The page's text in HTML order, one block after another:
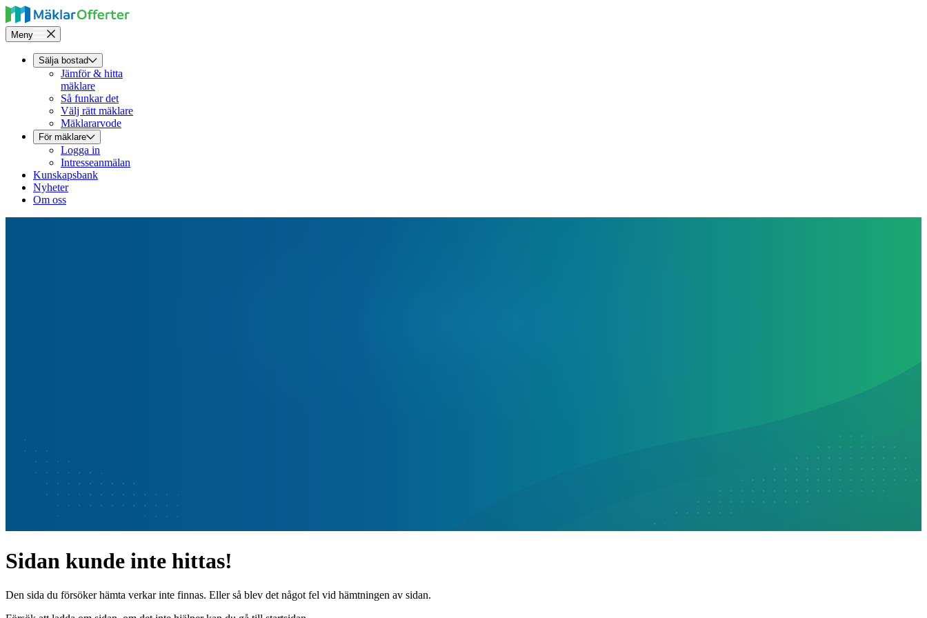
Meny
Sälja bostad
Jämför & hitta
mäklare
Så funkar det
Välj rätt mäklare
Mäklararvode
För mäklare
Logga in
Intresseanmälan
Kunskapsbank
Nyheter
Om oss
Sidan kunde inte hittas!
Den sida du försöker hämta verkar inte finnas. Eller så blev det något fel vid hämtningen av sidan.